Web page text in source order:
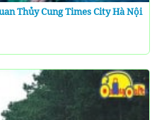
Thủy Cung Times City Hà Nội